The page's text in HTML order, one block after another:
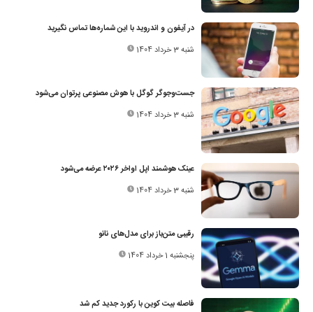
در آیفون و اندروید با این شماره‌ها تماس نگیرید
شنبه 3 خرداد 1404
جست‌وجوگر گوگل با هوش مصنوعی پرتوان می‌شود
شنبه 3 خرداد 1404
عینک هوشمند اپل اواخر ۲۰۲۶ عرضه می‌شود
شنبه 3 خرداد 1404
رقیبی متن‌باز برای مدل‌های نانو
پنجشنبه 1 خرداد 1404
فاصله بیت کوین با رکورد جدید کم شد